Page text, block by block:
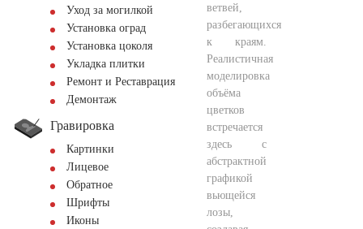
Уход за могилкой
Установка оград
Установка цоколя
Укладка плитки
Ремонт и Реставрация
Демонтаж
Гравировка
Картинки
Лицевое
Обратное
Шрифты
Иконы
ветвей,
разбегающихся
к краям.
Реалистичная
моделировка
объёма
цветков
встречается
здесь с
абстрактной
графикой
вьющейся
лозы,